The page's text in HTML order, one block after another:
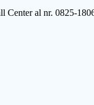
Center al nr. 0825-